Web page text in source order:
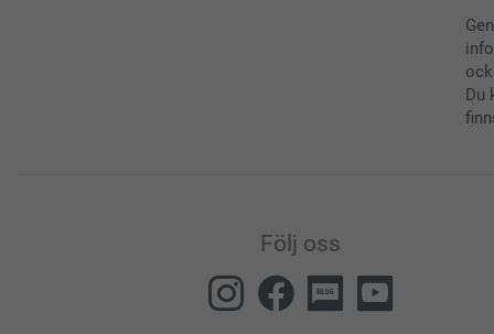
Du
Följ oss